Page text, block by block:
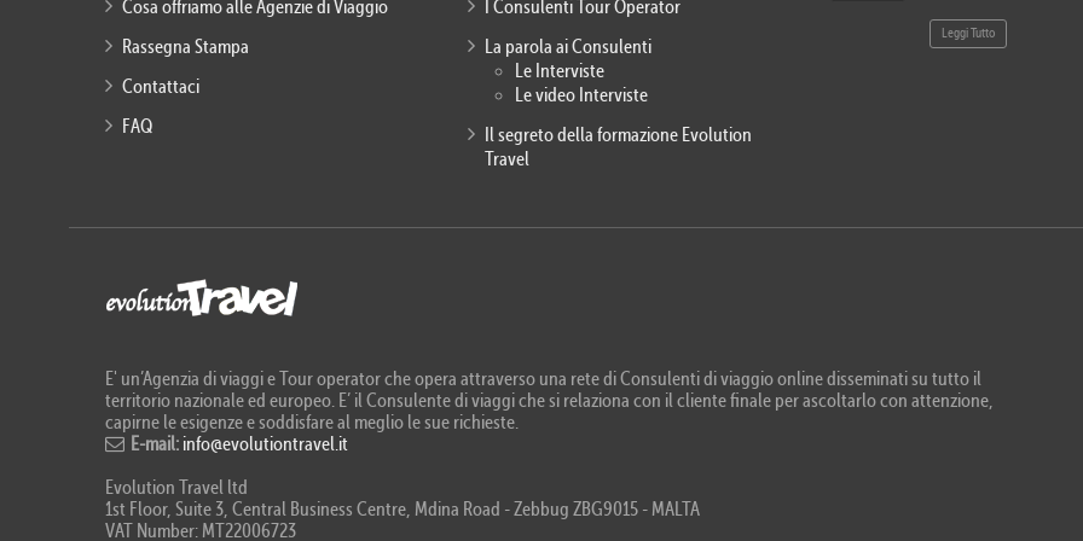
Cosa offriamo alle Agenzie di Viaggio
Rassegna Stampa
Contattaci
FAQ
I Consulenti Tour Operator
La parola ai Consulenti
Le Interviste
Le video Interviste
Il segreto della formazione Evolution
Travel
Leggi Tutto
E' un’Agenzia di viaggi e Tour operator che opera attraverso una rete di Consulenti di viaggio online disseminati su tutto il
territorio nazionale ed europeo. E’ il Consulente di viaggi che si relaziona con il cliente finale per ascoltarlo con attenzione,
capirne le esigenze e soddisfare al meglio le sue richieste.
E-mail: info@evolutiontravel.it
Evolution Travel ltd
1st Floor, Suite 3, Central Business Centre, Mdina Road - Zebbug ZBG9015 - MALTA
VAT Number: MT22006723